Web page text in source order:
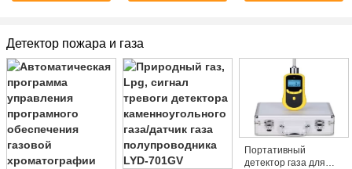
миниый GPS датчика
личный
Детектор пожара и газа
Портативный
детектор газа для